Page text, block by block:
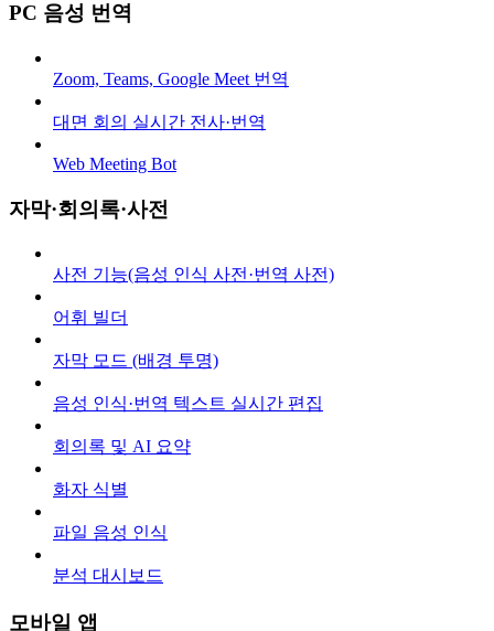
PC 음성 번역
Zoom, Teams, Google Meet 번역
대면 회의 실시간 전사·번역
Web Meeting Bot
자막·회의록·사전
사전 기능(음성 인식 사전·번역 사전)
어휘 빌더
자막 모드 (배경 투명)
음성 인식·번역 텍스트 실시간 편집
회의록 및 AI 요약
화자 식별
파일 음성 인식
분석 대시보드
모바일 앱